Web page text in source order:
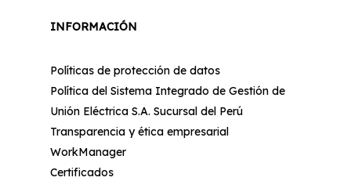
INFORMACIÓN
Políticas de protección de datos
Política del Sistema Integrado de Gestión de
Unión Eléctrica S.A. Sucursal del Perú
Transparencia y ética empresarial
WorkManager
Certificados